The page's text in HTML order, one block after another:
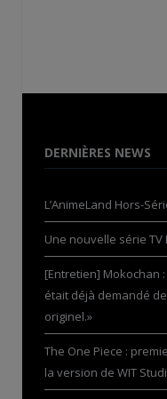
DERNIÈRES NEWS
L’AnimeLand Hors-
Une nouvelle série
[Entretien] Mokochan
était déjà demandé
originel.»
The One Piece :
la version de WIT